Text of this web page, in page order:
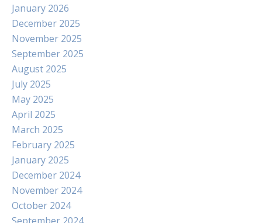
January 2026
December 2025
November 2025
September 2025
August 2025
July 2025
May 2025
April 2025
March 2025
February 2025
January 2025
December 2024
November 2024
October 2024